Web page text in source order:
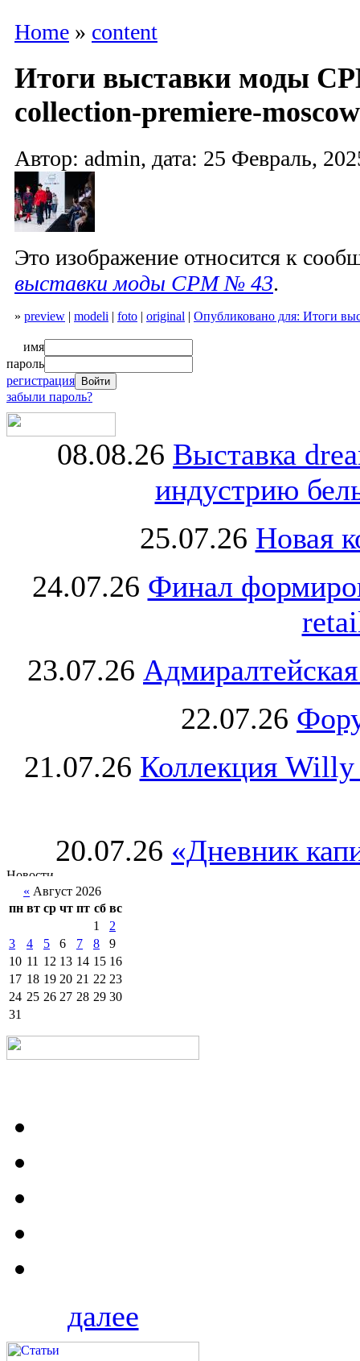
Home » content
Итоги выставки моды
collection-premiere-
Автор: admin, дата: 25 Февраль,
Это изображение относится к
выставки моды CPM № 43.
» preview | modeli | foto | original | Опубликовано для: Итоги
имя
пароль
регистрация
забыли пароль?
08.08.26 Выставка
индустрию
25.07.26 Новая
24.07.26 Финал
23.07.26
22.07.26
21.07.26 Коллекция Willy
20.07.26 «Дневник
« Август 2026
пн вт ср чт пт сб вс
1
2
3
4 5 6 7 8
9
10 11 12 13 14 15 16
17 18 19 20 21 22 23
24 25 26 27 28 29 30
31
далее